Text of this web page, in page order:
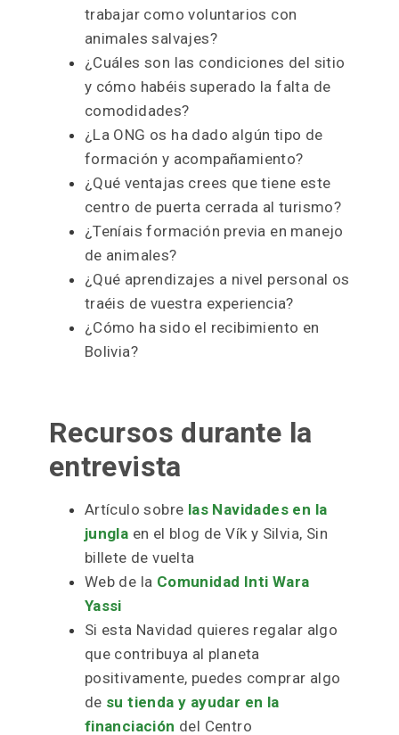
trabajar como voluntarios con
animales salvajes?
¿Cuáles son las condiciones del sitio
y cómo habéis superado la falta de
comodidades?
¿La ONG os ha dado algún tipo de
formación y acompañamiento?
¿Qué ventajas crees que tiene este
centro de puerta cerrada al turismo?
¿Teníais formación previa en manejo
de animales?
¿Qué aprendizajes a nivel personal os
traéis de vuestra experiencia?
¿Cómo ha sido el recibimiento en
Bolivia?
Recursos durante la
entrevista
Artículo sobre las Navidades en la
jungla en el blog de Vík y Silvia, Sin
billete de vuelta
Web de la Comunidad Inti Wara
Yassi
Si esta Navidad quieres regalar algo
que contribuya al planeta
positivamente, puedes comprar algo
de su tienda y ayudar en la
financiación del Centro